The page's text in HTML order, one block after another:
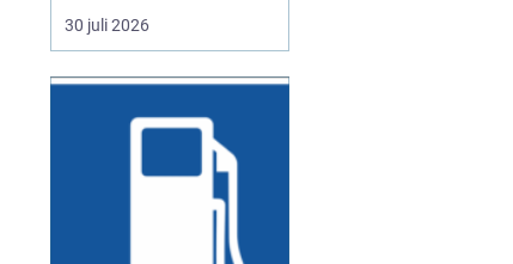
fler använder piercade
smycken för att uttrycka
kraven på hygien,
trygghet och kvalitet. En
genomtänkt piercing
30 juli 2026